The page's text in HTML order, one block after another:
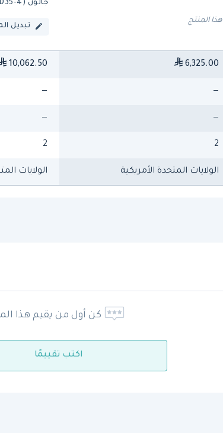
هذا المنتج
جالون (D35-4) من كراثكو
تبديل
6,325.00
10,062.50
—
—
—
—
2
2
الولايات المتحدة الأمريكية الولايات
كن أول من يقيم هذا
اكتب تقييمًا